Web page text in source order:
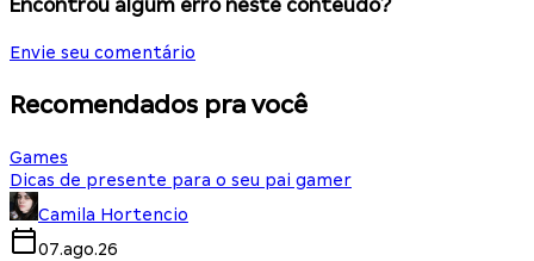
Encontrou algum erro neste conteúdo?
Envie seu comentário
Recomendados pra você
Games
Dicas de presente para o seu pai gamer
Camila Hortencio
07.ago.26